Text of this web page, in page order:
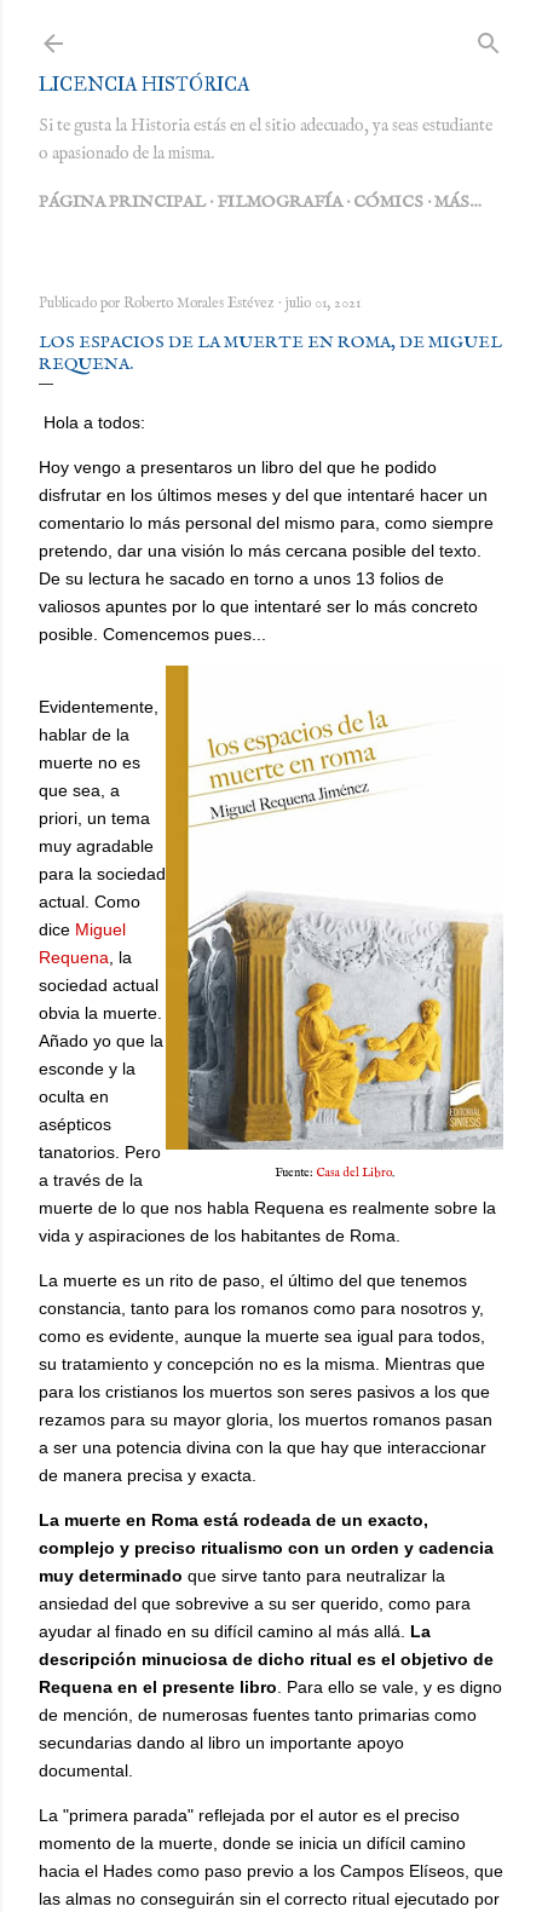
LICENCIA HISTÓRICA
Si te gusta la Historia estás en el sitio adecuado, ya seas estudiante
o apasionado de la misma.
PÁGINA PRINCIPAL FILMOGRAFÍA CÓMICS MÁS…
Publicado por Roberto Morales Estévez julio 01, 2021
LOS ESPACIOS DE LA MUERTE EN ROMA, DE MIGUEL
REQUENA.
Hola a todos:
Hoy vengo a presentaros un libro del que he podido
disfrutar en los últimos meses y del que intentaré hacer un
comentario lo más personal del mismo para, como siempre
pretendo, dar una visión lo más cercana posible del texto.
De su lectura he sacado en torno a unos 13 folios de
valiosos apuntes por lo que intentaré ser lo más concreto
posible. Comencemos pues...
Fuente: Casa del Libro.
Evidentemente,
hablar de la
muerte no es
que sea, a
priori, un tema
muy agradable
para la sociedad
actual. Como
dice Miguel
Requena , la
sociedad actual
obvia la muerte.
Añado yo que la
esconde y la
oculta en
asépticos
tanatorios. Pero
a través de la
muerte de lo que nos habla Requena es realmente sobre la
vida y aspiraciones de los habitantes de Roma.
La muerte es un rito de paso, el último del que tenemos
constancia, tanto para los romanos como para nosotros y,
como es evidente, aunque la muerte sea igual para todos,
su tratamiento y concepción no es la misma. Mientras que
para los cristianos los muertos son seres pasivos a los que
rezamos para su mayor gloria, los muertos romanos pasan
a ser una potencia divina con la que hay que interaccionar
de manera precisa y exacta.
La muerte en Roma está rodeada de un exacto,
complejo y preciso ritualismo con un orden y cadencia
muy determinado que sirve tanto para neutralizar la
ansiedad del que sobrevive a su ser querido, como para
ayudar al finado en su difícil camino al más allá. La
descripción minuciosa de dicho ritual es el objetivo de
Requena en el presente libro . Para ello se vale, y es digno
de mención, de numerosas fuentes tanto primarias como
secundarias dando al libro un importante apoyo
documental.
La "primera parada" reflejada por el autor es el preciso
momento de la muerte, donde se inicia un difícil camino
hacia el Hades como paso previo a los Campos Elíseos, que
las almas no conseguirán sin el correcto ritual ejecutado por